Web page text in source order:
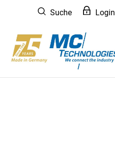
springen
Suche Login